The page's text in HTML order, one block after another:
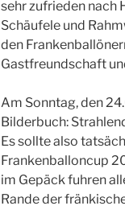
sehr zufrieden nach
Schäufele und
den
Gastfreundschaft
Am Sonntag, den
Bilderbuch:
Es sollte also
Frankenballoncup
im Gepäck fuhren
Rande der